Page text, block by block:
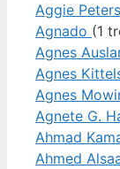
Aggie
Agnado (1
Agnes
Agnes
Agnes
Agnete G.
Ahmad
Ahmed